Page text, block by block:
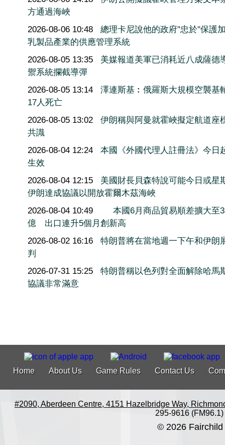
方通過海峽
2026-08-06 10:48
總理卡尼說他的政府''忠於''保護
乳製品產業的供應管理系統
2026-08-05 13:35
美媒報道美軍已消耗近八成薩德
禦系統攔截導彈
2026-08-05 13:14
澤連斯基︰俄羅斯大規模空襲基
17人死亡
2026-08-05 13:02
伊朗稱與阿曼就霍峽擬定航道座
共識
2026-08-04 12:24
本國《外國代理人註冊法》今日
生效
2026-08-04 12:15
美國財長貝森特說可能今日或星
伊朗達成協議以開放霍爾木茲海峽
2026-08-04 10:49
本國6月商品貿易順差擴大至
億 出口連升5個月創新高
2026-08-02 16:16
特朗普將在當地週一下午和伊朗
判
2026-07-31 15:25
特朗普稱以色列對全面解除哈馬
協議非常滿意
Home About Us Game Rules Contact Us
#2090, Aberdeen Centre, 4151 Hazelbridge Way,
295-9616 (FM96.1)
© 2026 Fairchild